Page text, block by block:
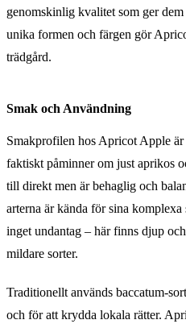
genomskinlig kvalitet som ger
unika formen och färgen gör
trädgård.
Smak och Användning
Smakprofilen hos Apricot Apple
faktiskt påminner om just aprikos
till direkt men är behaglig och
arterna är kända för sina
inget undantag – här finns djup
mildare sorter.
Traditionellt används baccatum-
och för att krydda lokala rätter.